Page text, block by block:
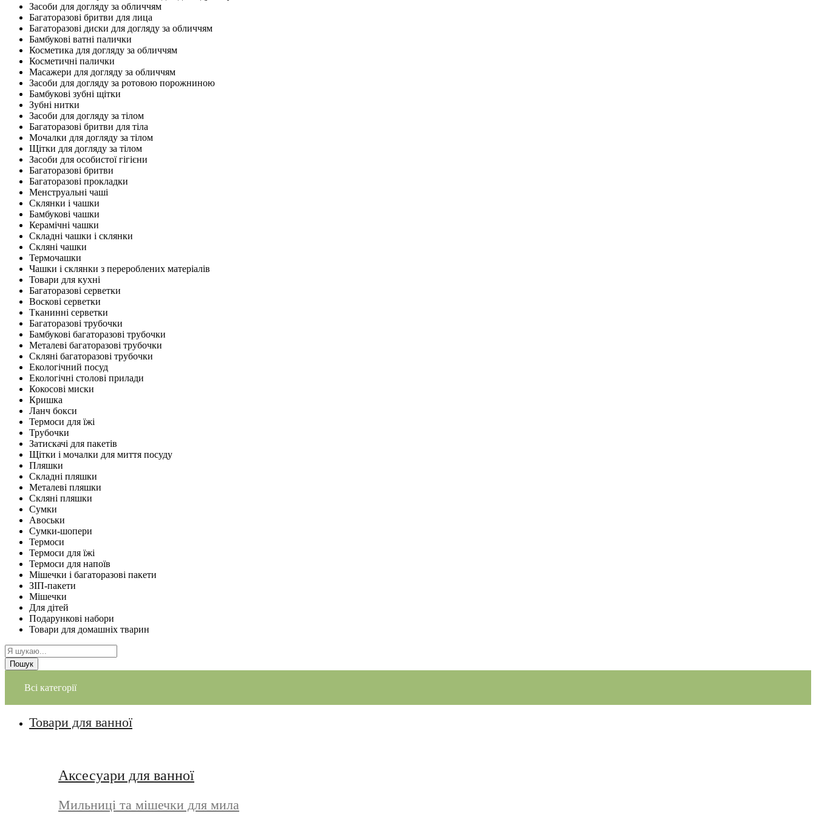
Засоби для догляду за обличчям
Багаторазові бритви для лица
Багаторазові диски для догляду за обличчям
Бамбукові ватні палички
Косметика для догляду за обличчям
Косметичні палички
Масажери для догляду за обличчям
Засоби для догляду за ротовою порожниною
Бамбукові зубні щітки
Зубні нитки
Засоби для догляду за тілом
Багаторазові бритви для тіла
Мочалки для догляду за тілом
Щітки для догляду за тілом
Засоби для особистої гігієни
Багаторазові бритви
Багаторазові прокладки
Менструальні чаші
Склянки і чашки
Бамбукові чашки
Керамічні чашки
Складні чашки і склянки
Скляні чашки
Термочашки
Чашки і склянки з перероблених матеріалів
Товари для кухні
Багаторазові серветки
Воскові серветки
Тканинні серветки
Багаторазові трубочки
Бамбукові багаторазові трубочки
Металеві багаторазові трубочки
Скляні багаторазові трубочки
Екологічний посуд
Екологічні столові прилади
Кокосові миски
Кришка
Ланч бокси
Термоси для їжі
Трубочки
Затискачі для пакетів
Щітки і мочалки для миття посуду
Пляшки
Складні пляшки
Металеві пляшки
Скляні пляшки
Сумки
Авоськи
Сумки-шопери
Термоси
Термоси для їжі
Термоси для напоїв
Мішечки і багаторазові пакети
ЗІП-пакети
Мішечки
Для дітей
Подарункові набори
Товари для домашніх тварин
Пошук
Всі категорії
Товари для ванної
Аксесуари для ванної
Мильниці та мішечки для мила